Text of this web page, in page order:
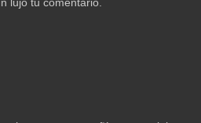
lujo tu comentario.